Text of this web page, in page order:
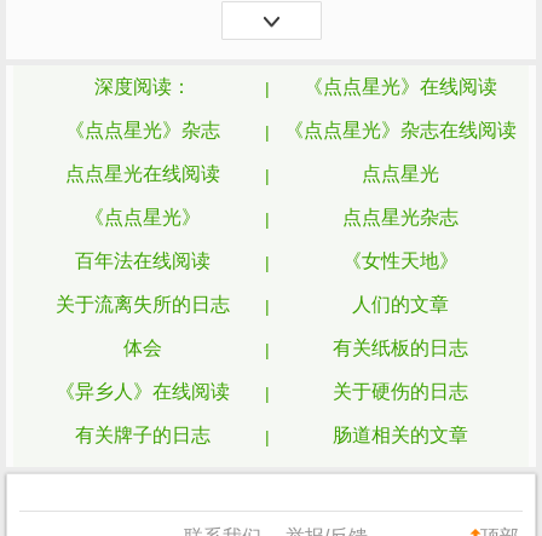
是缺心眼， 就是少根筋， 我就是这样的一
深度阅读： 《点点星光》在线阅读
《点点星光》杂志 《点点星光》杂志在线阅读
点点星光在线阅读 点点星光
《点点星光》 点点星光杂志
百年法在线阅读 《女性天地》
关于流离失所的日志 人们的文章
体会 有关纸板的日志
《异乡人》在线阅读 关于硬伤的日志
有关牌子的日志 肠道相关的文章
罗倩仪的文章和故事 叛军相关的文章